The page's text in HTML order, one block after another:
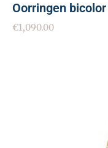
Oorringen
€1,090.00